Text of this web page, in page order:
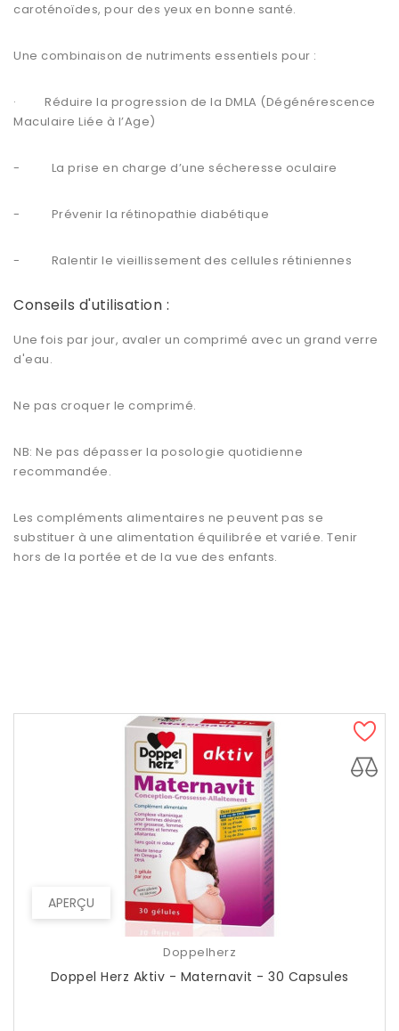
caroténoïdes, pour des yeux en bonne santé.
Une combinaison de nutriments essentiels pour :
· Réduire la progression de la DMLA (Dégénérescence
Maculaire Liée à l’Age)
- La prise en charge d’une sécheresse oculaire
- Prévenir la rétinopathie diabétique
- Ralentir le vieillissement des cellules rétiniennes
Conseils d'utilisation :
Une fois par jour, avaler un comprimé avec un grand verre
d'eau.
Ne pas croquer le comprimé.
NB: Ne pas dépasser la posologie quotidienne
recommandée.
Les compléments alimentaires ne peuvent pas se
substituer à une alimentation équilibrée et variée. Tenir
hors de la portée et de la vue des enfants.
APERÇU
Doppelherz
Doppel Herz Aktiv - Maternavit - 30 Capsules